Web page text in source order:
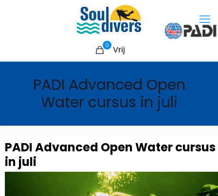
0 Vrij
PADI Advanced Open
Water cursus in juli
PADI Advanced Open Water cursus
in juli